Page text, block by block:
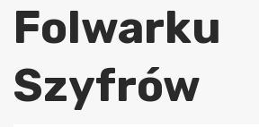
Folwarku
Szyfrów